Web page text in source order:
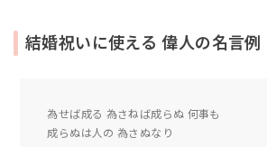
結婚祝いに使える 偉人の名言例
為せば成る 為さねば成らぬ 何事も
成らぬは人の 為さぬなり